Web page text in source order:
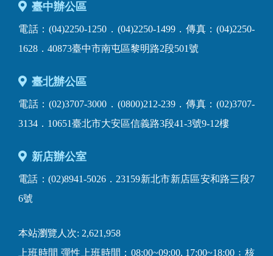
臺中辦公區
電話：(04)2250-1250．(04)2250-1499．傳真：(04)2250-
1628．40873臺中市南屯區黎明路2段501號
臺北辦公區
電話：(02)3707-3000．(0800)212-239．傳真：(02)3707-
3134．10651臺北市大安區信義路3段41-3號9-12樓
新店辦公室
電話：(02)8941-5026．23159新北市新店區安和路三段7
6號
本站瀏覽人次: 2,621,958
上班時間 彈性上班時間：08:00~09:00, 17:00~18:00﹔核